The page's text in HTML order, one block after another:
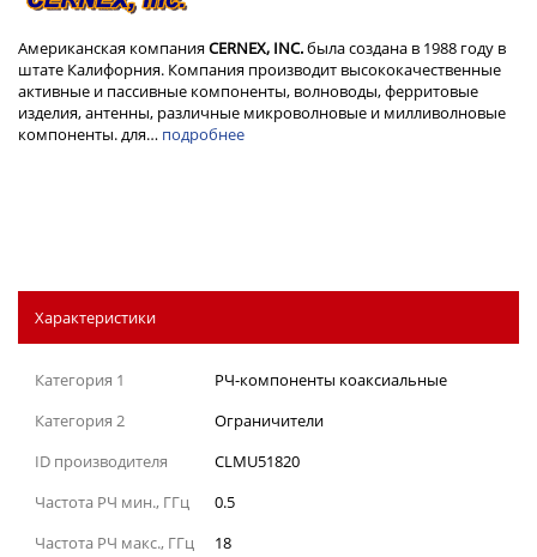
Американская компанияCERNEX, INC.была создана в 1988 году в
штате Калифорния. Компания производит высококачественные
активные и пассивные компоненты, волноводы, ферритовые
изделия, антенны, различные микроволновые и милливолновые
компоненты. для… подробнее
Характеристики
Категория 1
РЧ-компоненты коаксиальные
Категория 2
Ограничители
ID производителя
CLMU51820
Частота РЧ мин., ГГц
0.5
Частота РЧ макс., ГГц
18